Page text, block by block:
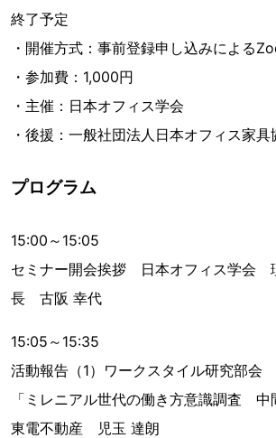
終了予定
・開催方式：事前登録申し込みによる
・参加費：1,000円
・主催：日本オフィス学会
・後援：一般社団法人日本オフィス家具
プログラム
15:00～15:05
セミナー開会挨拶 日本オフィス学会
長 古阪 幸代
15:05～15:35
活動報告（1）ワークスタイル研究部会
「ミレニアル世代の働き方意識調査 中
東電不動産 児玉 達朗